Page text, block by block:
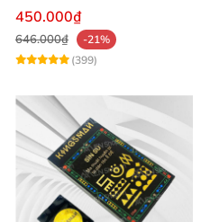
chống xuất tinh sớm
450.000₫
646.000₫
-21%
(399)